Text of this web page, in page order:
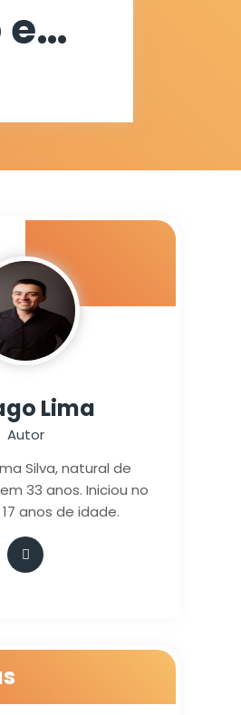
Lima
Autor
Silva, natural de
33 anos. Iniciou no
anos de idade.